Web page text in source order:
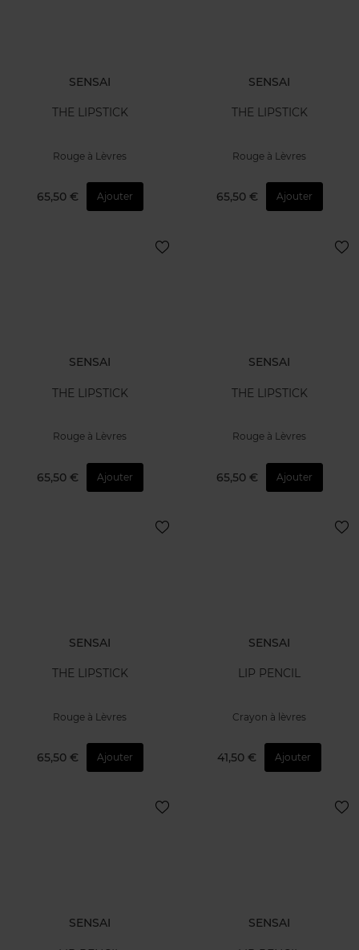
SENSAI
THE LIPSTICK
Rouge à Lèvres
65,50 € Ajouter
SENSAI
THE LIPSTICK
Rouge à Lèvres
65,50 € Ajouter
SENSAI
THE LIPSTICK
Rouge à Lèvres
65,50 € Ajouter
SENSAI
THE LIPSTICK
Rouge à Lèvres
65,50 € Ajouter
SENSAI
THE LIPSTICK
Rouge à Lèvres
65,50 € Ajouter
SENSAI
LIP PENCIL
Crayon à lèvres
41,50 € Ajouter
SENSAI SENSAI